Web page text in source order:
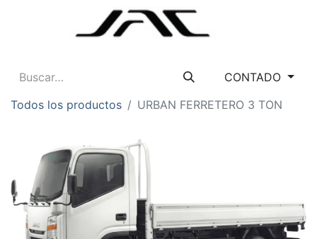
CONTADO
Todos los productos
URBAN FERRETERO 3 TON